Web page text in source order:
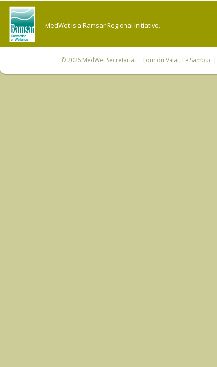
MedWet is a Ramsar Regional Initiative.
© 2026 MedWet Secretariat| Tour du Valat, Le Sambuc